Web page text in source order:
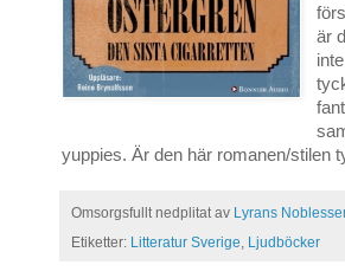
är
yuppies. Är den här romanen/stilen
Omsorgsfullt nedplitat av Lyrans
Etiketter: Litteratur Sverige, Ljudböcker